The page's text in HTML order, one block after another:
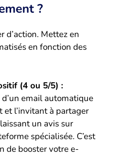
?
d’action. Mettez en
en fonction des
(4 ou 5/5) :
d’un email automatique
et l’invitant à partager
un avis sur
spécialisée. C’est
de booster votre e-